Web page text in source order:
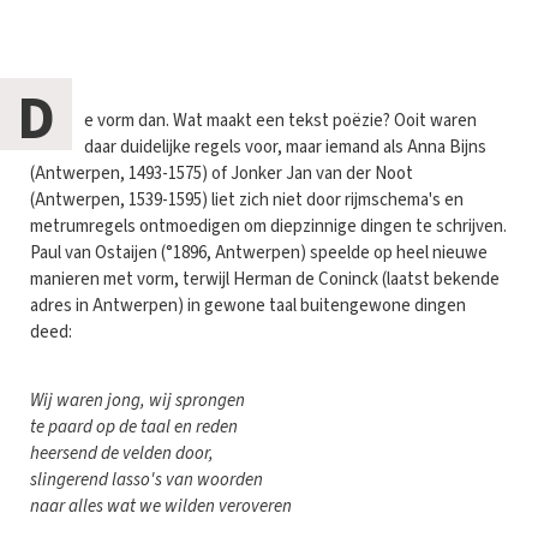
D
e vorm dan. Wat maakt een tekst poëzie? Ooit waren
daar duidelijke regels voor, maar iemand als Anna Bijns
(Antwerpen, 1493-1575) of Jonker Jan van der Noot
(Antwerpen, 1539-1595) liet zich niet door rijmschema's en
metrumregels ontmoedigen om diepzinnige dingen te schrijven.
Paul van Ostaijen (°1896, Antwerpen) speelde op heel nieuwe
manieren met vorm, terwijl Herman de Coninck (laatst bekende
adres in Antwerpen) in gewone taal buitengewone dingen
deed:
Wij waren jong, wij sprongen
te paard op de taal en reden
heersend de velden door,
slingerend lasso's van woorden
naar alles wat we wilden veroveren